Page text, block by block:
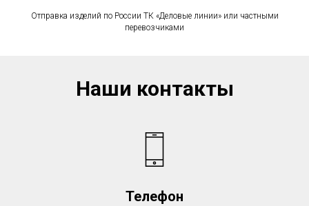
Отправка изделий по России ТК «Деловые линии» или частными
перевозчиками
Наши контакты
Телефон